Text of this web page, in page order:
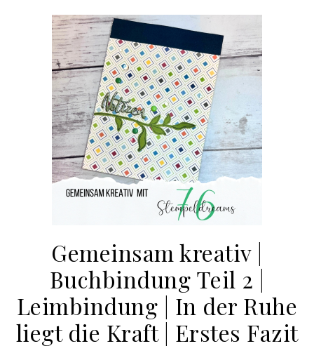
Gemeinsam kreativ |
Buchbindung Teil 2 |
Leimbindung | In der Ruhe
liegt die Kraft | Erstes Fazit